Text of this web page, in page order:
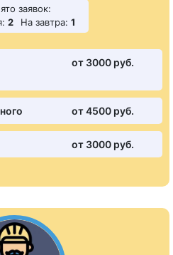
заявок:
2 На завтра: 1
от 3000 pуб.
от 4500 pуб.
от 3000 pуб.